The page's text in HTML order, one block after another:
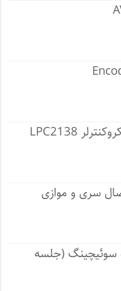
سری و موازی
سوئیچینگ (جلسه